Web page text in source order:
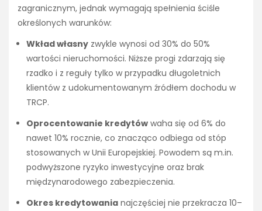
zagranicznym, jednak wymagają spełnienia ściśle
określonych warunków:
Wkład własny zwykle wynosi od 30% do 50%
wartości nieruchomości. Niższe progi zdarzają się
rzadko i z reguły tylko w przypadku długoletnich
klientów z udokumentowanym źródłem dochodu w
TRCP.
Oprocentowanie kredytów waha się od 6% do
nawet 10% rocznie, co znacząco odbiega od stóp
stosowanych w Unii Europejskiej. Powodem są m.in.
podwyższone ryzyko inwestycyjne oraz brak
międzynarodowego zabezpieczenia.
Okres kredytowania najczęściej nie przekracza 10–